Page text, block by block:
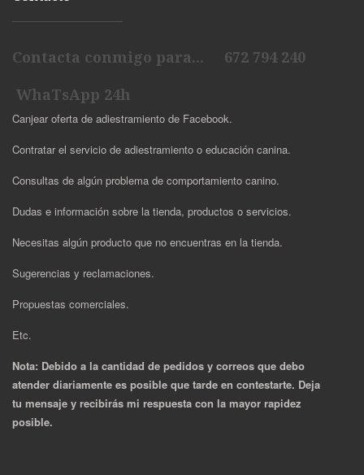
Contacta conmigo para... 672 794 240
WhaTsApp 24h
Canjear oferta de adiestramiento de Facebook.
Contratar el servicio de adiestramiento o educación canina.
Consultas de algún problema de comportamiento canino.
Dudas e información sobre la tienda, productos o servicios.
Necesitas algún producto que no encuentras en la tienda.
Sugerencias y reclamaciones.
Propuestas comerciales.
Etc.
Nota: Debido a la cantidad de pedidos y correos que debo
atender diariamente es posible que tarde en contestarte. Deja
tu mensaje y recibirás mi respuesta con la mayor rapidez
posible.